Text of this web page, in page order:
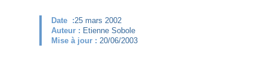
Date :25 mars 2002
Auteur : Etienne Sobole
Mise à jour : 20/06/2003